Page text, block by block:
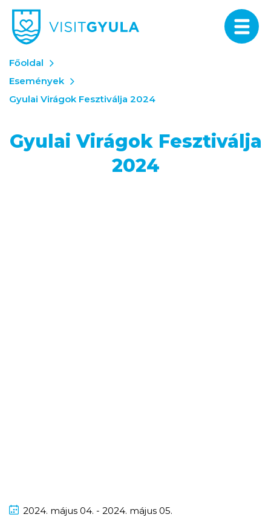
Főoldal
Események
Gyulai Virágok Fesztiválja 2024
Gyulai Virágok Fesztiválja
2024
2024. május 04. - 2024. május 05.